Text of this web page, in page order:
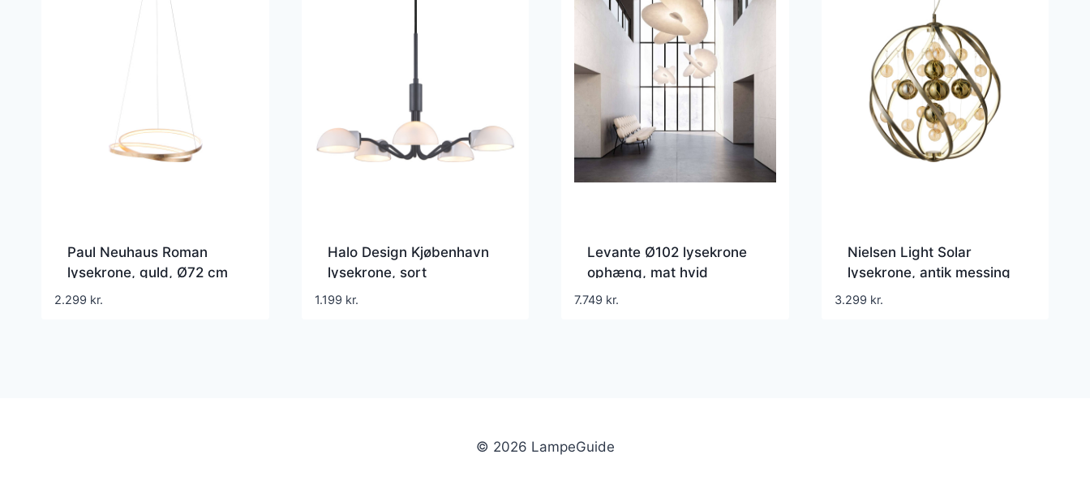
Paul Neuhaus Roman
lysekrone, guld, Ø72 cm
2.299 kr.
Halo Design Kjøbenhavn
lysekrone, sort
1.199 kr.
Levante Ø102 lysekrone
ophæng, mat hvid
7.749 kr.
Nielsen Light Solar
lysekrone, antik messing
3.299 kr.
© 2026 LampeGuide